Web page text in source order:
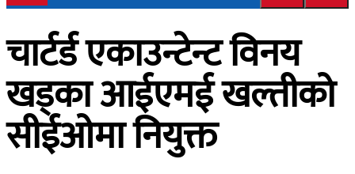
चार्टर्ड एकाउन्टेन्ट विनय
खड्का आईएमई खल्तीको
सीईओमा नियुक्त